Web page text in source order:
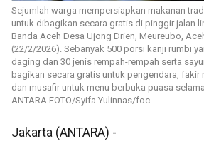
Sejumlah warga mempersiapkan makanan
untuk dibagikan secara gratis di pinggir jalan
Banda Aceh Desa Ujong Drien, Meureubo,
(22/2/2026). Sebanyak 500 porsi kanji rumbi
daging dan 30 jenis rempah-rempah serta
bagikan secara gratis untuk pengendara, fakir
dan musafir untuk menu berbuka puasa
ANTARA FOTO/Syifa Yulinnas/foc.
Jakarta (ANTARA) -